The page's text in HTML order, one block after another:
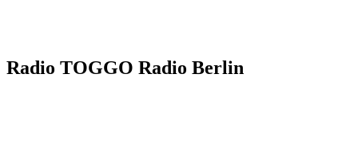
Radio TOGGO Radio Berlin